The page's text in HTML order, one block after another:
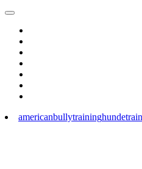
americanbullytraining